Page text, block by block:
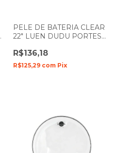
PELE DE BATERIA CLEAR
22" LUEN DUDU PORTES
R$136,18
R$125,29 com Pix